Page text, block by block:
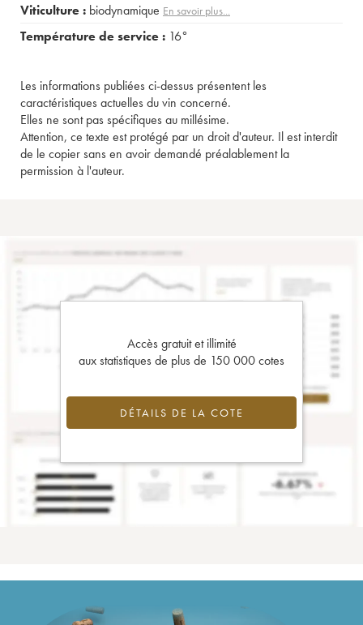
Viticulture : biodynamique En savoir plus...
Température de service : 16°
Les informations publiées ci-dessus présentent les
caractéristiques actuelles du vin concerné.
Elles ne sont pas spécifiques au millésime.
Attention, ce texte est protégé par un droit d'auteur. Il est interdit
de le copier sans en avoir demandé préalablement la
permission à l'auteur.
Accès gratuit et illimité
aux statistiques de plus de 150 000 cotes
DÉTAILS DE LA COTE